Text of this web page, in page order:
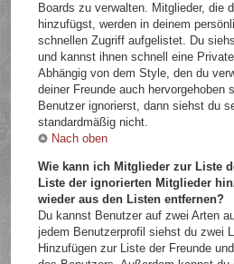
Boards zu verwalten. Mitglieder, die
hinzufügst, werden in deinem
schnellen Zugriff aufgelistet. Du
und kannst ihnen schnell eine
Abhängig von dem Style, den du
deiner Freunde auch hervorgehoben
Benutzer ignorierst, dann siehst du
standardmäßig nicht.
Nach oben
Wie kann ich Mitglieder zur Liste
Liste der ignorierten Mitglieder
wieder aus den Listen entfernen?
Du kannst Benutzer auf zwei Arten
jedem Benutzerprofil siehst du zwei
Hinzufügen zur Liste der Freunde